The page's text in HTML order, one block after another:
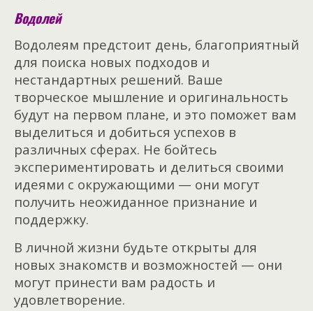
Водолей
Водолеям предстоит день, благоприятный
для поиска новых подходов и
нестандартных решений. Ваше
творческое мышление и оригинальность
будут на первом плане, и это поможет вам
выделиться и добиться успехов в
различных сферах. Не бойтесь
экспериментировать и делиться своими
идеями с окружающими — они могут
получить неожиданное признание и
поддержку.
В личной жизни будьте открыты для
новых знакомств и возможностей — они
могут принести вам радость и
удовлетворение.